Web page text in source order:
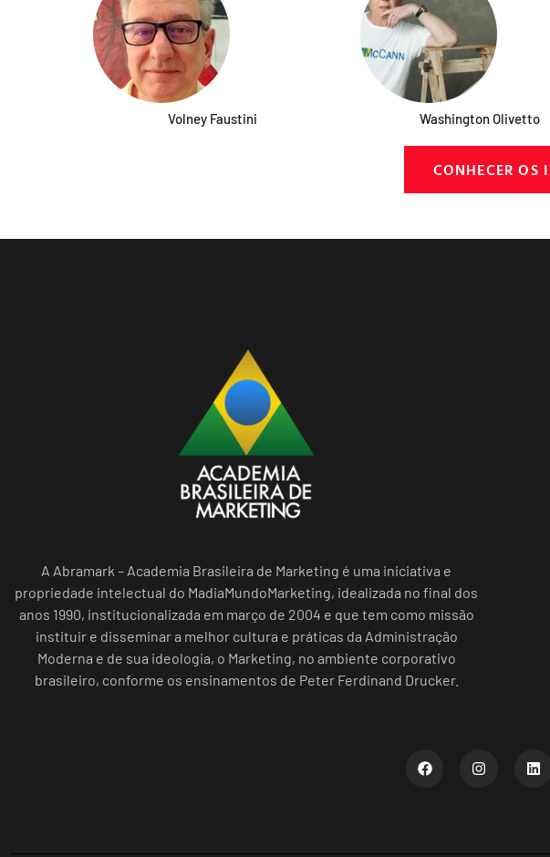
Volney Faustini Washington Olivetto
CONHECER
A Abramark – Academia Brasileira de Marketing é uma iniciativa e
propriedade intelectual do MadiaMundoMarketing, idealizada no final dos
anos 1990, institucionalizada em março de 2004 e que tem como missão
instituir e disseminar a melhor cultura e práticas da Administração
Moderna e de sua ideologia, o Marketing, no ambiente corporativo
brasileiro, conforme os ensinamentos de Peter Ferdinand Drucker.